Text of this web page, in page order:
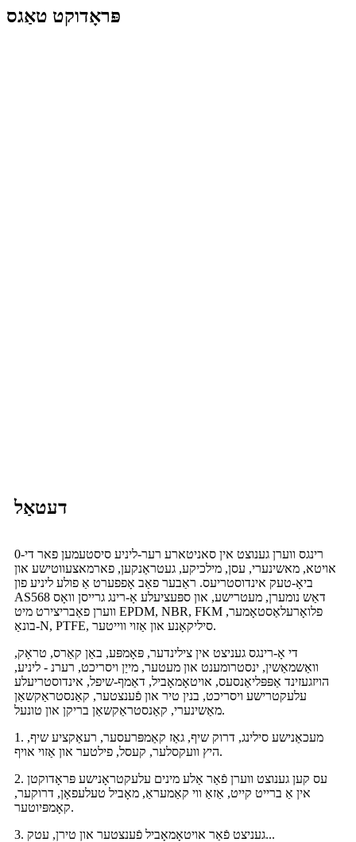
פּראָדוקט טאַגס
דעטאַל
0-רינגס ווערן גענוצט אין סאניטארע רער-ליניע סיסטעמען פאר די
אויטא, מאשינערי, עסן, מילכיקע, געטראַנקען, פארמאצעווטישע און
ביאָ-טעק אינדוסטריעס. ראַבער פאַב אָפפערט אַ פולע ליניע פון ​​
AS568 דאַש נומערן, מעטרישע, און ספּעציעלע אָ-רינג גרייסן וואָס
ווערן פאַבריצירט מיט EPDM, NBR, FKM פלואָרעלאַסטאָמער,
בונאַ-N, PTFE, סיליקאָנע און אַזוי ווייטער.
די אָ-רינגס געניצט אין צילינדער, פּאָמפּע, באַן קאַרס, טראָק,
וואַשמאַשין, ינסטרומענט און מעטער, מייַן ויסריכט, רערנ - ליניע,
הויזגעזינד אַפּפּליאַנסעס, אויטאָמאָביל, דאַמף-שיפל, אינדוסטריעלע
עלעקטרישע ויסריכט, בנין טיר און פֿענצטער, קאַנסטראַקשאַן
מאַשינערי, קאַנסטראַקשאַן בריקן און טונעל.
1. מעכאַנישע סילינג, דרוק שיף, גאַז קאַמפּרעסער, רעאַקציע שיף,
היץ וועקסלער, קעסל, פילטער און אַזוי אויף.
2. עס קען גענוצט ווערן פֿאַר אַלע מינים עלעקטראָנישע פּראָדוקטן
אין אַ ברייט קייט, אַזאַ ווי קאַמעראַ, מאָביל טעלעפאָן, דרוקער,
קאָמפּיוטער.
3. געניצט פֿאַר אויטאָמאָביל פֿענצטער און טירן, עטק...